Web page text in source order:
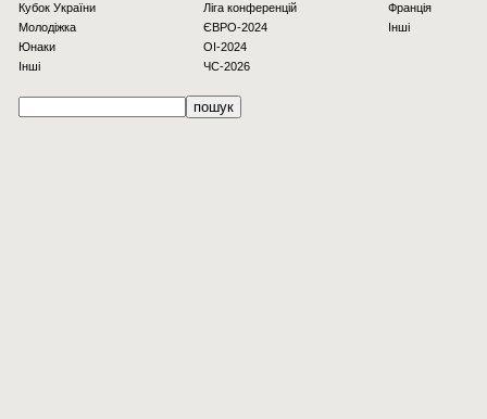
Кубок України
Молодіжка
Юнаки
Інші
Ліга конференцій
ЄВРО-2024
OI-2024
ЧС-2026
Франція
Інші